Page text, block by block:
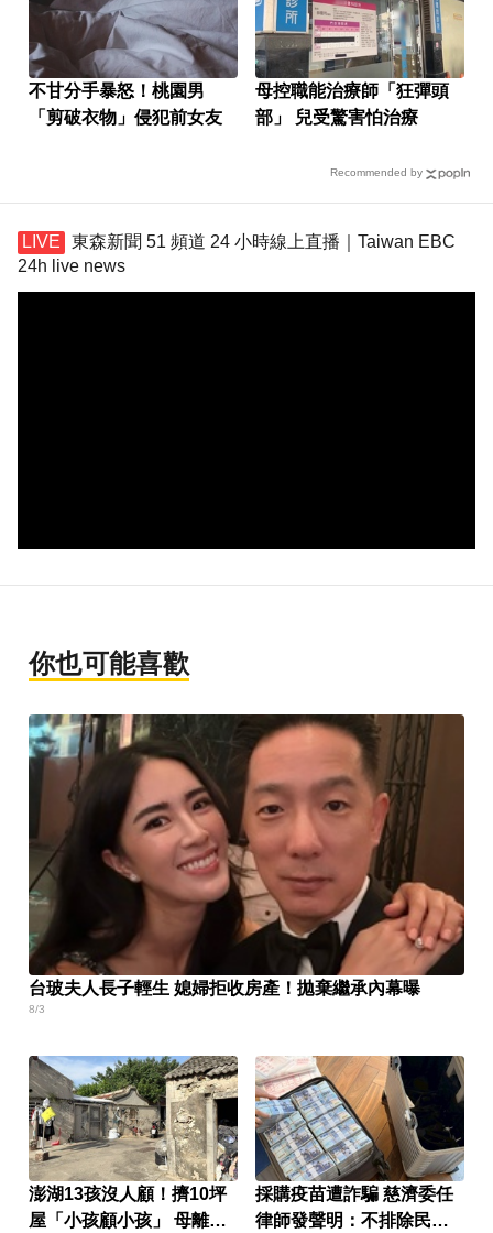
不甘分手暴怒！桃園男
「剪破衣物」侵犯前女友
母控職能治療師「狂彈頭
部」 兒受驚害怕治療
Recommended by
東森新聞 51 頻道 24 小時線上直播｜Taiwan EBC
24h live news
你也可能喜歡
台玻夫人長子輕生 媳婦拒收房產！拋棄繼承內幕曝
8/3
澎湖13孩沒人顧！擠10坪
屋「小孩顧小孩」 母離家
採購疫苗遭詐騙 慈濟委任
律師發聲明：不排除民事